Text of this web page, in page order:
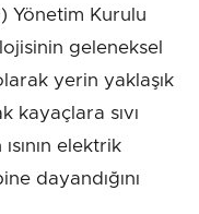
Yönetim Kurulu
geleneksel
yerin yaklaşık
kayaçlara sıvı
elektrik
dayandığını